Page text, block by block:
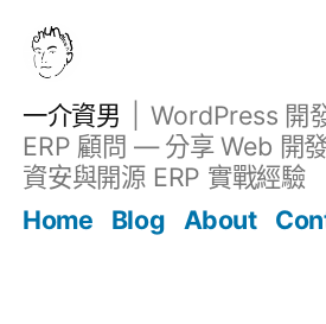
一介資男
WordPress 開
ERP 顧問 — 分享 Web 開
資安與開源 ERP 實戰經驗
Home
Blog About
文章